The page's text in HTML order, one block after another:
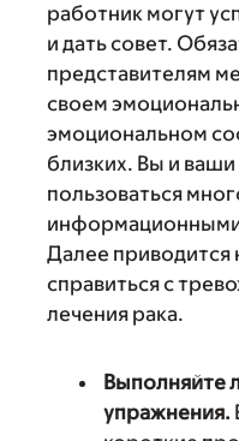
работник могут
и дать совет.
представителям
своем
эмоциональном
близких. Вы и
пользоваться
Далее приводится
справиться с
лечения рака.
Выполняйте
упражнения.